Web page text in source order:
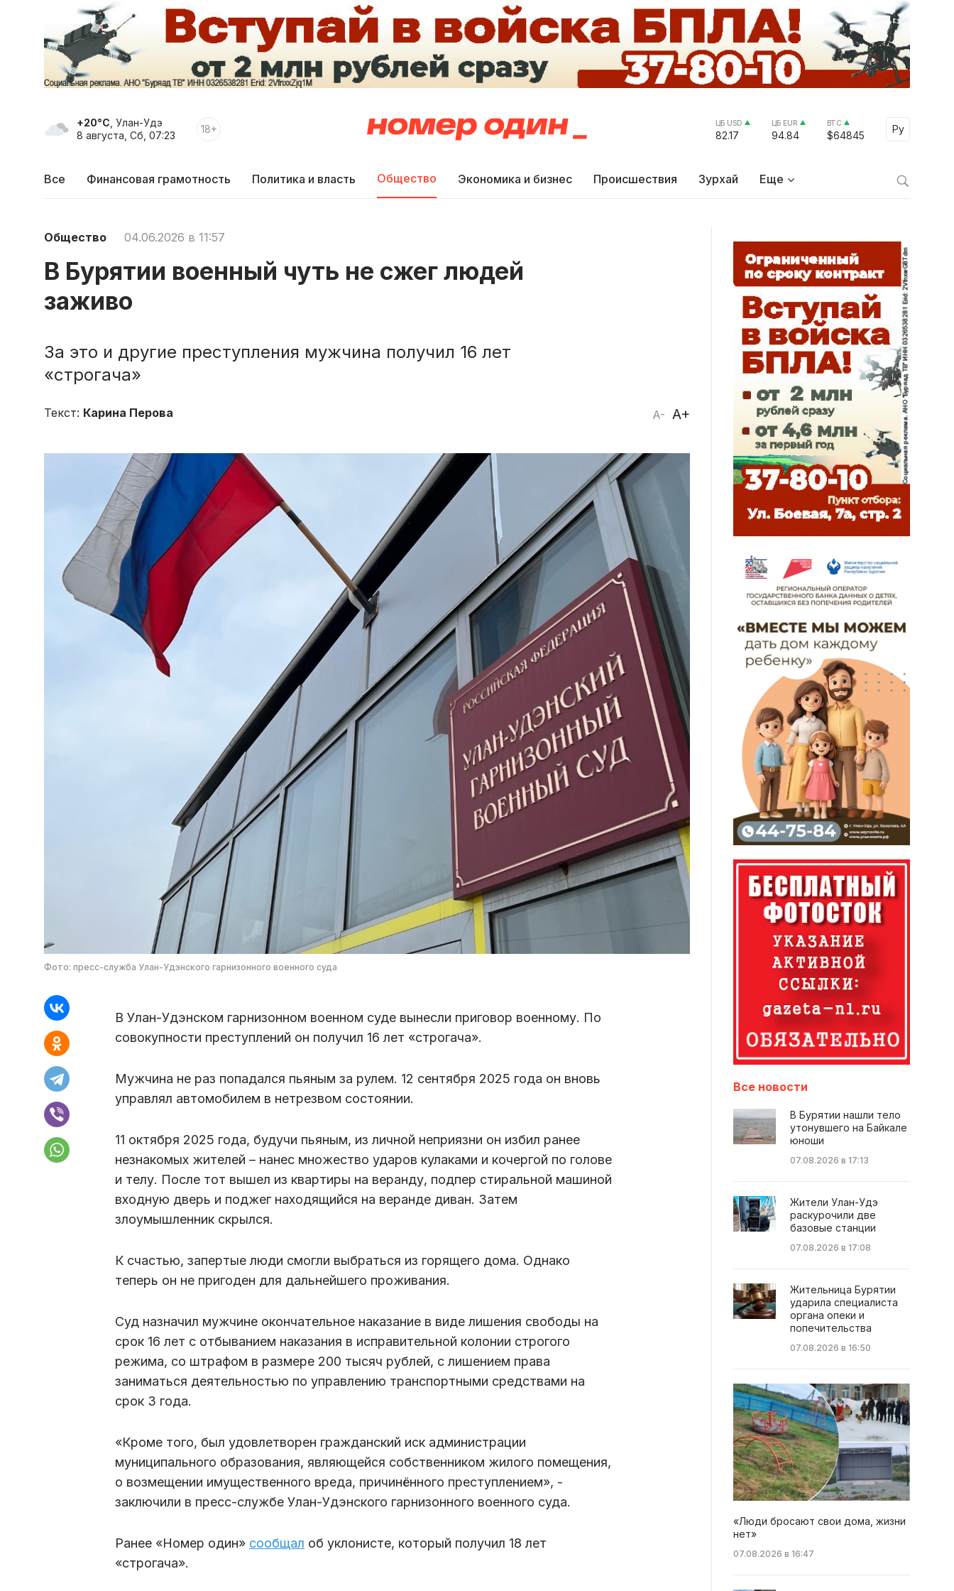
+20°C , Улан-Удэ
8 августа, Сб, 07:23
18+ ЦБ USD
82.17
ЦБ EUR
94.84
BTC
$64845
Ру
Select
Все Финансовая грамотность Политика и власть Общество Экономика и бизнес Происшествия Зурхай Еще
Общество 04.06.2026 в 11:57
В Бурятии военный чуть не сжег людей
заживо
За это и другие преступления мужчина получил 16 лет
«строгача»
A- A+
Текст: Карина Перова
Фото: пресс-служба Улан-Удэнского гарнизонного военного суда
В Улан-Удэнском гарнизонном военном суде вынесли приговор военному. По
совокупности преступлений он получил 16 лет «строгача».
Мужчина не раз попадался пьяным за рулем. 12 сентября 2025 года он вновь
управлял автомобилем в нетрезвом состоянии.
11 октября 2025 года, будучи пьяным, из личной неприязни он избил ранее
незнакомых жителей – нанес множество ударов кулаками и кочергой по голове
и телу. После тот вышел из квартиры на веранду, подпер стиральной машиной
входную дверь и поджег находящийся на веранде диван. Затем
злоумышленник скрылся.
К счастью, запертые люди смогли выбраться из горящего дома. Однако
теперь он не пригоден для дальнейшего проживания.
Суд назначил мужчине окончательное наказание в виде лишения свободы на
срок 16 лет с отбыванием наказания в исправительной колонии строгого
режима, со штрафом в размере 200 тысяч рублей, с лишением права
заниматься деятельностью по управлению транспортными средствами на
срок 3 года.
«Кроме того, был удовлетворен гражданский иск администрации
муниципального образования, являющейся собственником жилого помещения,
о возмещении имущественного вреда, причинённого преступлением», -
заключили в пресс-службе Улан-Удэнского гарнизонного военного суда.
Ранее «Номер один» сообщал об уклонисте, который получил 18 лет
«строгача».
Все новости
В Бурятии нашли тело
утонувшего на Байкале
юноши
07.08.2026 в 17:13
Жители Улан-Удэ
раскурочили две
базовые станции
07.08.2026 в 17:08
Жительница Бурятии
ударила специалиста
органа опеки и
попечительства
07.08.2026 в 16:50
«Люди бросают свои дома, жизни
нет»
07.08.2026 в 16:47